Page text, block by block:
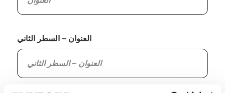
العنوان – السطر الثاني